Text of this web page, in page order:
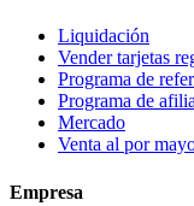
Liquidación
Vender tarjetas
Programa de
Programa de
Mercado
Venta al por
Empresa